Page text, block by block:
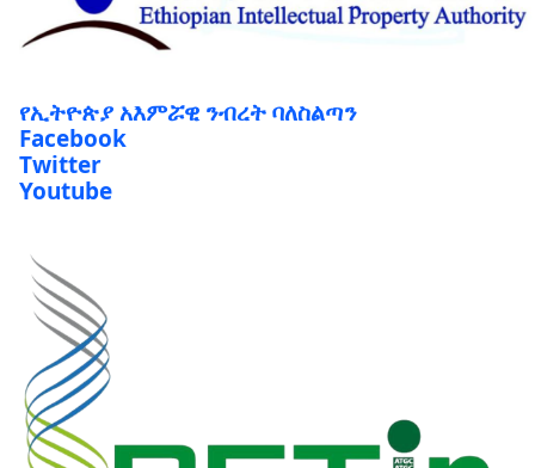
የኢትዮጵያ አእምሯዊ ንብረት ባለስልጣን
Facebook
Twitter
Youtube